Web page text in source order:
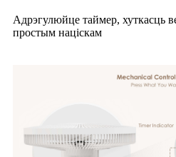
Адрэгулюйце таймер, хуткасць
простым націскам